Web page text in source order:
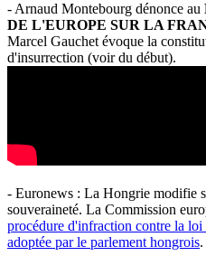
- Arnaud Montebourg dénonce au
DE L'EUROPE SUR LA
Marcel Gauchet évoque la
d'insurrection (voir du début).
- Euronews : La Hongrie modifie
souveraineté. La Commission
procédure d'infraction contre la
adoptée par le parlement hongrois.